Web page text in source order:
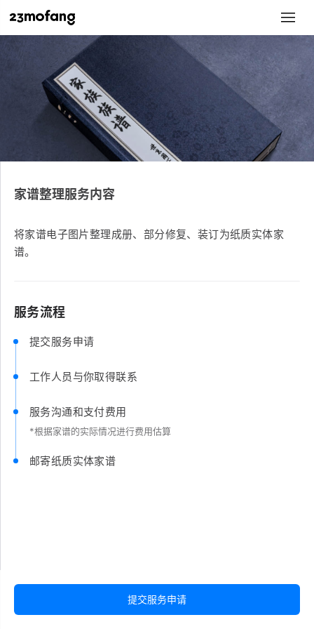
家谱整理服务内容
将家谱电子图片整理成册、部分修复、装订为纸质实体家
谱。
服务流程
提交服务申请
工作人员与你取得联系
服务沟通和支付费用
*根据家谱的实际情况进行费用估算
邮寄纸质实体家谱
提交服务申请